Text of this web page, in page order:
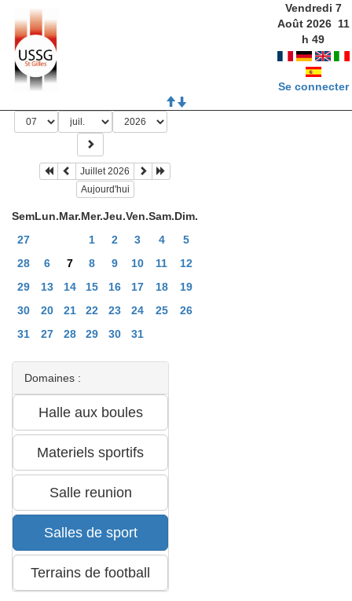
Vendredi 7
Août 2026 11
h49
Se connecter
Juillet 2026
Aujourd'hui
SemLun.Mar.Mer.Jeu.Ven.Sam.Dim.
27
1 2 3 4
5
28
6 7 8 9 10 11
12
29
13 14 15 16 17 18
19
30
20 21 22 23 24 25
26
31
27 28 29 30 31
Domaines :